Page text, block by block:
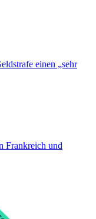
einen „sehr
Frankreich und